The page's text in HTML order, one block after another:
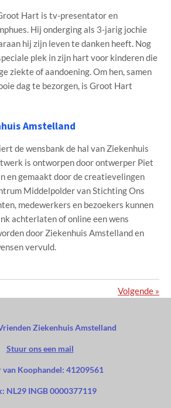
Hart is tv-presentator en
Hij onderging als 3-jarig jochie
hij zijn leven te danken heeft. Nog
plek in zijn hart voor kinderen die
ziekte of aandoening. Om hen, samen
dag te bezorgen, is Groot Hart
Amstelland
de wensbank de hal van Ziekenhuis
is ontworpen door ontwerper Piet
en gemaakt door de creatievelingen
Middelpolder van Stichting Ons
medewerkers en bezoekers kunnen
achterlaten of online een wens
door Ziekenhuis Amstelland en
vervuld.
Volgende »
Ziekenhuis Amstelland
Stuur ons een mail
van Koophandel: 41209561
NL29 INGB 0000377119